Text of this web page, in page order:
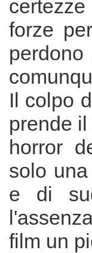
forze
Il colpo
prende
horror
solo
e di
film un